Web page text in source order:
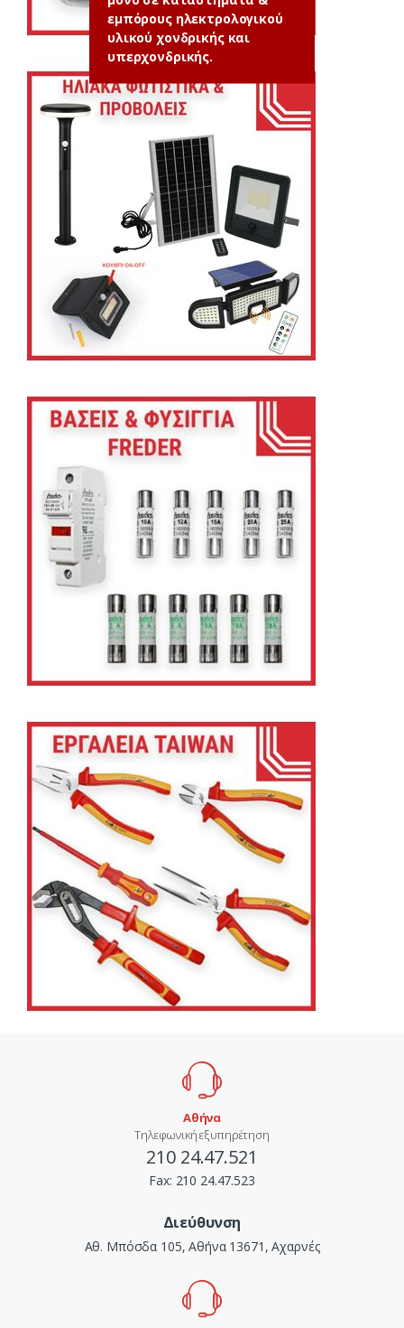
Αθήνα
Τηλεφωνική εξυπηρέτηση
210 24.47.521
Fax: 210 24.47.523
Διεύθυνση
Αθ. Μπόσδα 105, Αθήνα 13671, Αχαρνές
εμπόρους ηλεκτρολογικού
υλικού χονδρικής και
υπερχονδρικής.